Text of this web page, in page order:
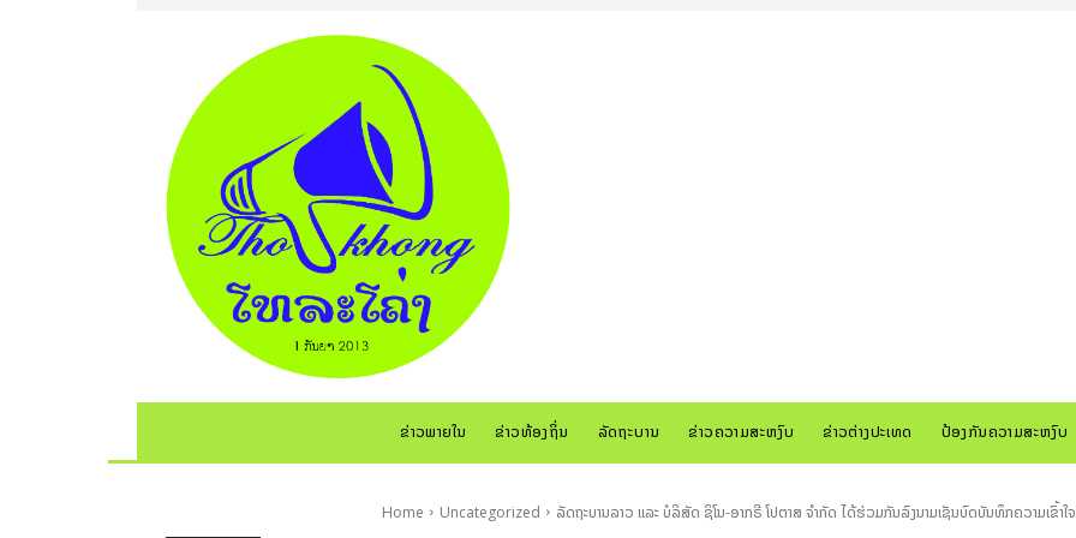
ຂ່າວພາຍໃນ ຂ່າວທ້ອງຖິ່ນ ລັດຖະບານ ຂ່າວຄວາມສະຫງົບ ຂ່າວຕ່າງປະເທດ ປ້ອງກັນຄວາມສະຫງົບ
Home Uncategorized ລັດຖະບານລາວ ແລະ ບໍລິສັດ ຊິໂນ-ອາກຣີ ໂປຕາສ ຈໍາກັດ ໄດ້ຮ່ວມກັນລົງນາມເຊັນບົດບັນທຶກຄວາມເຂົ້າ